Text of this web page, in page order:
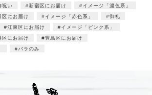
祝い
新宿区にお届け
イメージ「濃色系」
区にお届け イメージ「赤色系」
御礼
江東区にお届け
イメージ「ピンク系」
区にお届け
豊島区にお届け
バラのみ